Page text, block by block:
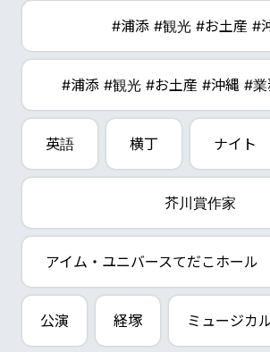
#浦添 #観光 #お土産 #
#浦添 #観光 #お土産 #沖縄 #業
英語 横丁 ナイト
芥川賞作家
アイム・ユニバースてだこホール
公演 経塚 ミュージカ